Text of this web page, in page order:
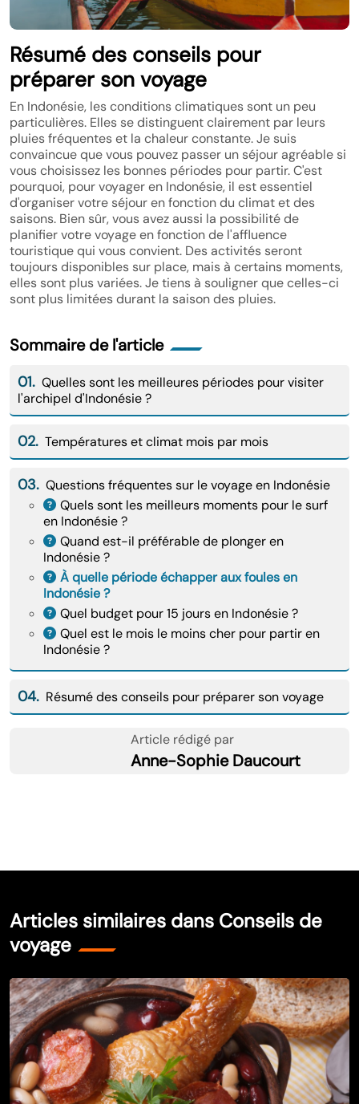
Résumé des conseils pour
préparer son voyage
En Indonésie, les conditions climatiques sont un peu
particulières. Elles se distinguent clairement par leurs
pluies fréquentes et la chaleur constante. Je suis
convaincue que vous pouvez passer un séjour agréable si
vous choisissez les bonnes périodes pour partir. C'est
pourquoi, pour voyager en Indonésie, il est essentiel
d'organiser votre séjour en fonction du climat et des
saisons. Bien sûr, vous avez aussi la possibilité de
planifier votre voyage en fonction de l'affluence
touristique qui vous convient. Des activités seront
toujours disponibles sur place, mais à certains moments,
elles sont plus variées. Je tiens à souligner que celles-ci
sont plus limitées durant la saison des pluies.
Sommaire de l'article
01. Quelles sont les meilleures périodes pour visiter
l'archipel d'Indonésie ?
02. Températures et climat mois par mois
03. Questions fréquentes sur le voyage en Indonésie
Quels sont les meilleurs moments pour le surf
en Indonésie ?
Quand est-il préférable de plonger en
Indonésie ?
À quelle période échapper aux foules en
Indonésie ?
Quel budget pour 15 jours en Indonésie ?
Quel est le mois le moins cher pour partir en
Indonésie ?
04. Résumé des conseils pour préparer son voyage
Article rédigé par
Anne-Sophie Daucourt
Articles similaires dans Conseils de
voyage